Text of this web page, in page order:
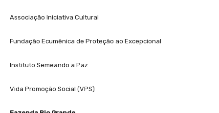
Associação Iniciativa Cultural
Fundação Ecumênica de Proteção ao Excepcional
Instituto Semeando a Paz
Vida Promoção Social (VPS)